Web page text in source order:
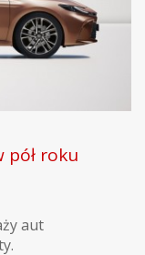
pół roku
aut